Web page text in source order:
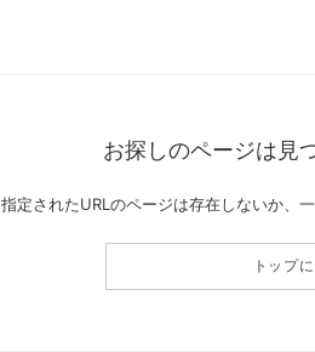
お探しのページは見
指定されたURLのページは存在しないか、
トップ